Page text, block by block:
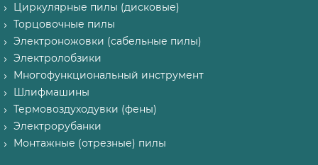
Циркулярные пилы (дисковые)
Торцовочные пилы
Электроножовки (сабельные пилы)
Электролобзики
Многофункциональный инструмент
Шлифмашины
Термовоздуходувки (фены)
Электрорубанки
Монтажные (отрезные) пилы